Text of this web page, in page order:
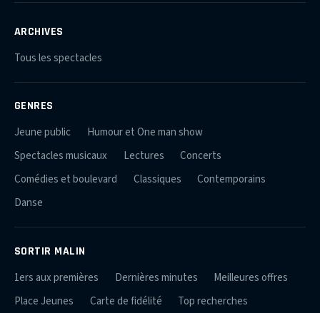
ARCHIVES
Tous les spectacles
GENRES
Jeune public
Humour et One man show
Spectacles musicaux
Lectures
Concerts
Comédies et boulevard
Classiques
Contemporains
Danse
SORTIR MALIN
1ers aux premières Dernières minutes
Meilleures offres
Place Jeunes
Carte de fidélité Top recherches